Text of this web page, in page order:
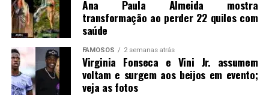
Ana Paula Almeida mostra
transformação ao perder 22 quilos com
saúde
FAMOSOS 2 semanas atrás
Virginia Fonseca e Vini Jr. assumem
voltam e surgem aos beijos em evento;
veja as fotos